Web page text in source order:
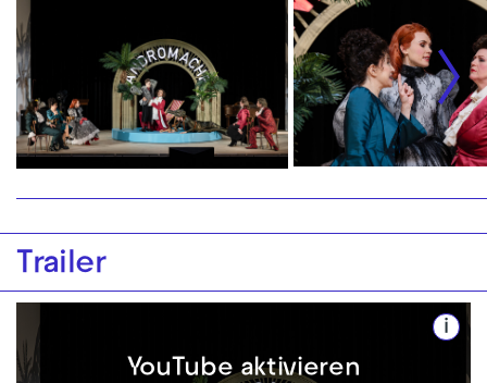
Trailer
YouTube aktivieren
i